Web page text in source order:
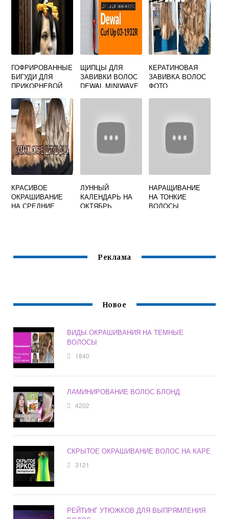
ГОФРИРОВАННЫЕ
БИГУДИ ДЛЯ
ПРИКОРНЕВОЙ
ЩИПЦЫ ДЛЯ
ЗАВИВКИ ВОЛОС
DEWAL MINIWAVE
КЕРАТИНОВАЯ
ЗАВИВКА ВОЛОС
ФОТО
КРАСИВОЕ
ОКРАШИВАНИЕ
НА СРЕДНИЕ
ЛУННЫЙ
КАЛЕНДАРЬ НА
ОКТЯБРЬ
НАРАЩИВАНИЕ
НА ТОНКИЕ
ВОЛОСЫ
Реклама
Новое
ВИДЫ ОКРАШИВАНИЯ НА ТЕМНЫЕ
ВОЛОСЫ
1840
ЛАМИНИРОВАНИЕ ВОЛОС БЛОНД
4202
СКРЫТОЕ ОКРАШИВАНИЕ ВОЛОС НА КАРЕ
3121
РЕЙТИНГ УТЮЖКОВ ДЛЯ ВЫПРЯМЛЕНИЯ